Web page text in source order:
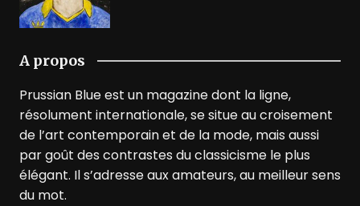
A propos
Prussian Blue est un magazine dont la ligne,
résolument internationale, se situe au croisement
de l’art contemporain et de la mode, mais aussi
par goût des contrastes du classicisme le plus
élégant. Il s’adresse aux amateurs, au meilleur sens
du mot.